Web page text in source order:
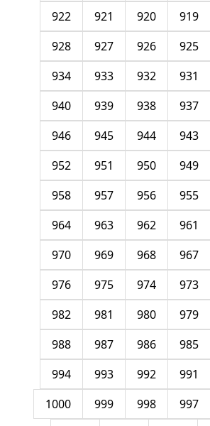
919
920
921
922
925
926
927
928
931
932
933
934
937
938
939
940
943
944
945
946
949
950
951
952
955
956
957
958
961
962
963
964
967
968
969
970
973
974
975
976
979
980
981
982
985
986
987
988
991
992
993
994
997
998
999
1000